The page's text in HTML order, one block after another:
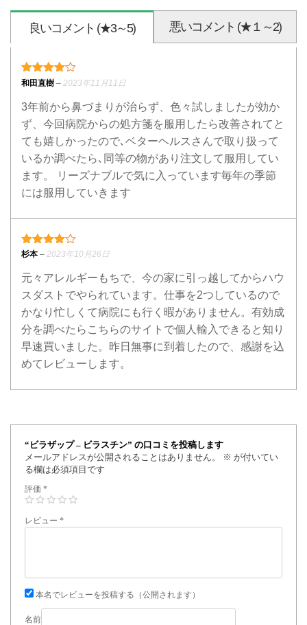
良いコメント (★3～5) 悪いコメント (★１～2)
4段階中4 の評価
和田直樹 – 2023年11月11日
3年前から鼻づまりが治らず、色々試しましたが効か
ず、今回病院からの処方箋を服用したら改善されてと
ても嬉しかったので､ベターヘルスさんで取り扱って
いるか調べたら､同等の物があり注文して服用してい
ます。 リーズナブルで気に入っています毎年の季節
には服用していきます
4段階中4の評価
杉本 – 2023年10月26日
元々アレルギーもちで、今の家に引っ越してからハウ
スダストでやられています。仕事を2つしているので
かなり忙しくて病院にも行く暇がありません。有効成
分を調べたらこちらのサイトで個人輸入できると知り
早速買いました。昨日無事に到着したので、感謝を込
めてレビューします。
“ビラザップ – ビラスチン” の口コミを投稿します
メールアドレスが公開されることはありません。
※ が付いてい
る欄は必須項目です
評価 *
レビュー *
本名でレビューを投稿する（公開されます）
名前